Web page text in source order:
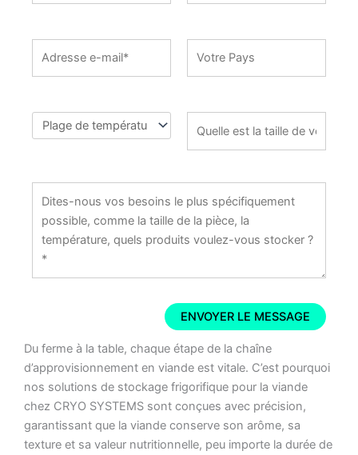
Du ferme à la table, chaque étape de la chaîne
d’approvisionnement en viande est vitale. C’est pourquoi
nos solutions de stockage frigorifique pour la viande
chez CRYO SYSTEMS sont conçues avec précision,
garantissant que la viande conserve son arôme, sa
texture et sa valeur nutritionnelle, peu importe la durée de